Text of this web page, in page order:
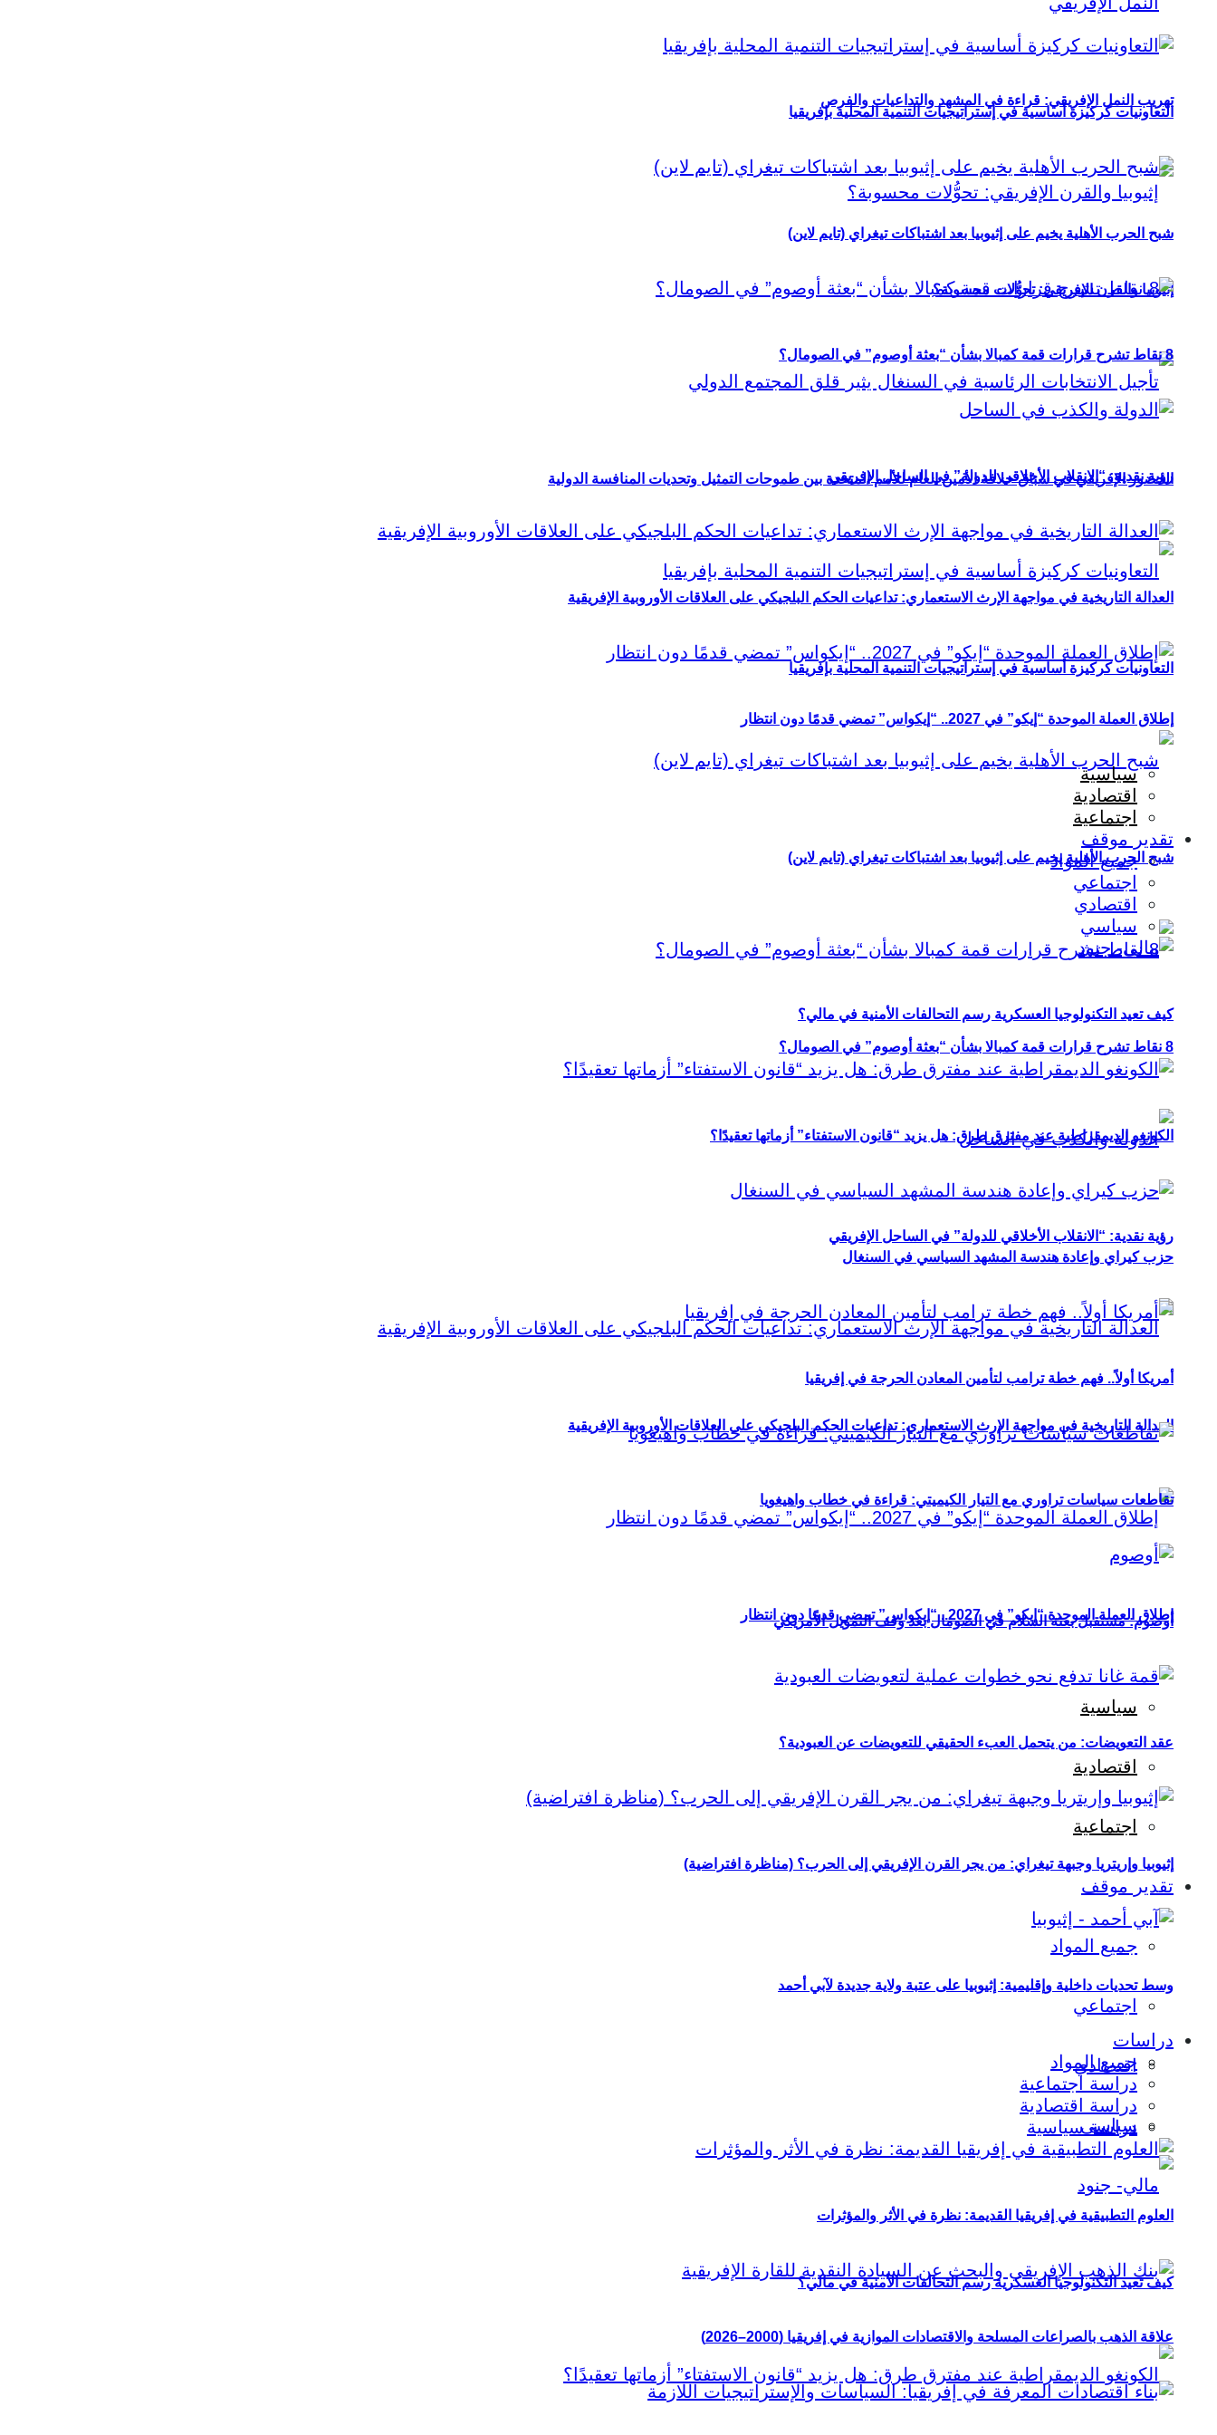
تهريب النمل الإفريقي: قراءة في المشهد والتداعيات والفرص
إثيوبيا والقرن الإفريقي: تحوُّلات محسوبة؟
الحضور الإفريقي في سباق خلافة الأمين العام للأمم المتحدة بين طموحات التمثيل وتحديات المنافسة الدولية
التعاونيات كركيزة أساسية في إستراتيجيات التنمية المحلية بإفريقيا
شبح الحرب الأهلية يخيم على إثيوبيا بعد اشتباكات تيغراي (تايم لاين)
8 نقاط تشرح قرارات قمة كمبالا بشأن “بعثة أوصوم” في الصومال؟
رؤية نقدية: “الانقلاب الأخلاقي للدولة” في الساحل الإفريقي
العدالة التاريخية في مواجهة الإرث الاستعماري: تداعيات الحكم البلجيكي على العلاقات الأوروبية الإفريقية
إطلاق العملة الموحدة “إيكو” في 2027.. “إيكواس” تمضي قدمًا دون انتظار
سياسية
اقتصادية
اجتماعية
تقدير موقف
جميع المواد
اجتماعي
اقتصادي
سياسي
كيف تعيد التكنولوجيا العسكرية رسم التحالفات الأمنية في مالي؟
التعاونيات كركيزة أساسية في إستراتيجيات التنمية المحلية بإفريقيا
شبح الحرب الأهلية يخيم على إثيوبيا بعد اشتباكات تيغراي (تايم لاين)
8 نقاط تشرح قرارات قمة كمبالا بشأن “بعثة أوصوم” في الصومال؟
رؤية نقدية: “الانقلاب الأخلاقي للدولة” في الساحل الإفريقي
العدالة التاريخية في مواجهة الإرث الاستعماري: تداعيات الحكم البلجيكي على العلاقات الأوروبية الإفريقية
إطلاق العملة الموحدة “إيكو” في 2027.. “إيكواس” تمضي قدمًا دون انتظار
سياسية
اقتصادية
اجتماعية
تقدير موقف
جميع المواد
اجتماعي
اقتصادي
سياسي
كيف تعيد التكنولوجيا العسكرية رسم التحالفات الأمنية في مالي؟
الكونغو الديمقراطية عند مفترق طرق: هل يزيد “قانون الاستفتاء” أزماتها تعقيدًا؟
حزب كيراي وإعادة هندسة المشهد السياسي في السنغال
أمريكا أولاً.. فهم خطة ترامب لتأمين المعادن الحرجة في إفريقيا
تقاطعات سياسات تراوري مع التيار الكيميتي: قراءة في خطاب واهيغويا
أوصوم: مستقبل بعثة السلام في الصومال بعد وقف التمويل الأمريكي
عقد التعويضات: من يتحمل العبء الحقيقي للتعويضات عن العبودية؟
إثيوبيا وإريتريا وجبهة تيغراي: من يجر القرن الإفريقي إلى الحرب؟ (مناظرة افتراضية)
وسط تحديات داخلية وإقليمية: إثيوبيا على عتبة ولاية جديدة لآبي أحمد
دراسات
جميع المواد
دراسة اجتماعية
دراسة اقتصادية
دراسة سياسية
العلوم التطبيقية في إفريقيا القديمة: نظرة في الأثر والمؤثرات
علاقة الذهب بالصراعات المسلحة والاقتصادات الموازية في إفريقيا (2000–2026)